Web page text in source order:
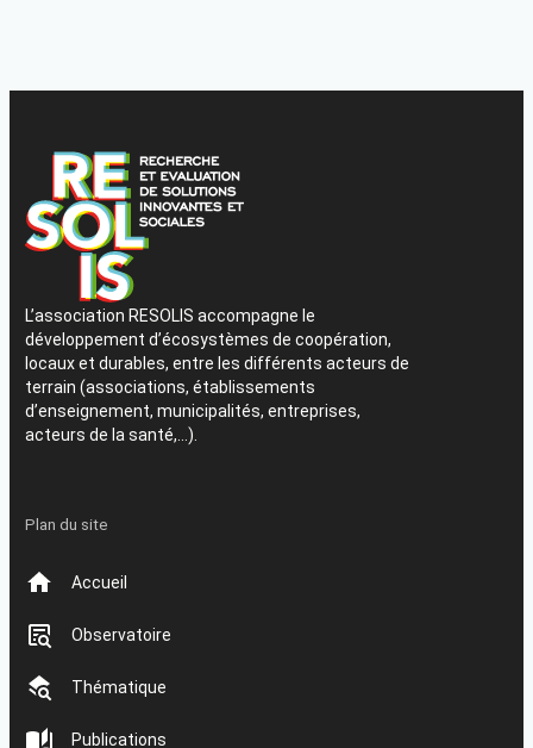
L’association RESOLIS accompagne le
développement d’écosystèmes de coopération,
locaux et durables, entre les différents acteurs de
terrain (associations, établissements
d’enseignement, municipalités, entreprises,
acteurs de la santé,…).
Plan du site
Accueil
Observatoire
Thématique
Publications